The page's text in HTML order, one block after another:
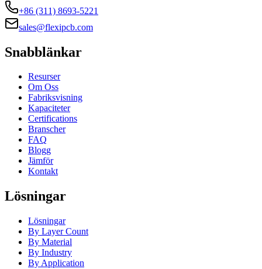
+86 (311) 8693-5221
sales@flexipcb.com
Snabblänkar
Resurser
Om Oss
Fabriksvisning
Kapaciteter
Certifications
Branscher
FAQ
Blogg
Jämför
Kontakt
Lösningar
Lösningar
By Layer Count
By Material
By Industry
By Application